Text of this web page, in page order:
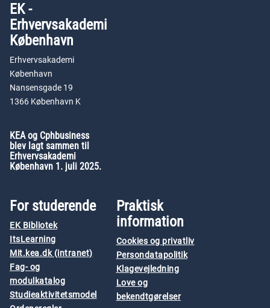
EK -
Erhvervsakademi
København
Erhvervsakademi
København
Nansensgade 19
1366 København K
KEA og Cphbusiness
blev lagt sammen til
Erhvervsakademi
København 1. juli 2025.
For studerende
EK Bibliotek
ItsLearning
Mit.kea.dk (intranet)
Fag- og
modulkatalog
Studieaktivitetsmodel
Praktisk
information
Cookies og privatliv
Persondatapolitik
Klagevejledning
Love og
bekendtgørelser